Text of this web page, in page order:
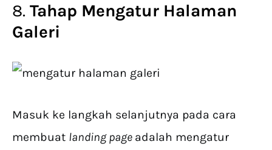
8. Tahap Mengatur Halaman
Galeri
Masuk ke langkah selanjutnya pada cara
membuat landing page adalah mengatur